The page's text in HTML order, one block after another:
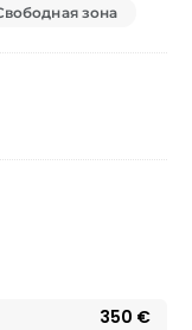
зона
350 €